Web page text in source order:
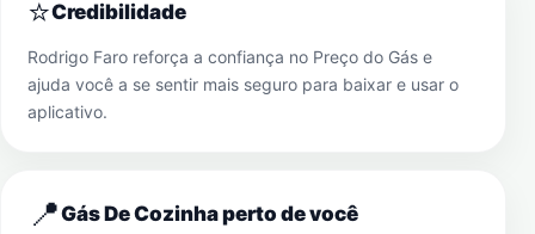
⭐Credibilidade
Rodrigo Faro reforça a confiança no Preço do Gás e
ajuda você a se sentir mais seguro para baixar e usar o
aplicativo.
📍Gás De Cozinha perto de você